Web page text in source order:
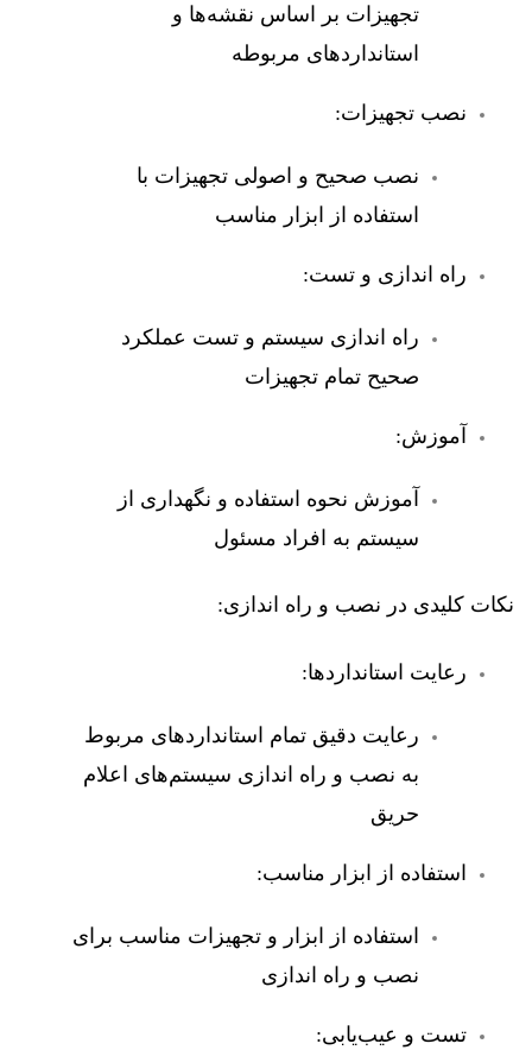
تجهیزات بر اساس نقشه‌ها و
استانداردهای مربوطه
نصب تجهیزات:
نصب صحیح و اصولی تجهیزات با
استفاده از ابزار مناسب
راه اندازی و تست:
راه اندازی سیستم و تست عملکرد
صحیح تمام تجهیزات
آموزش:
آموزش نحوه استفاده و نگهداری از
سیستم به افراد مسئول
نکات کلیدی در نصب و راه اندازی:
رعایت استانداردها:
رعایت دقیق تمام استانداردهای مربوط
به نصب و راه اندازی سیستم‌های اعلام
حریق
استفاده از ابزار مناسب:
استفاده از ابزار و تجهیزات مناسب برای
نصب و راه اندازی
تست و عیب‌یابی: